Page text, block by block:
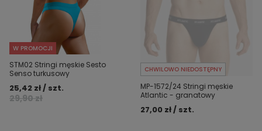
W PROMOCJI
STM02 Stringi męskie Sesto
Senso turkusowy
29,90 zł
25,42 zł / szt.
CHWILOWO NIEDOSTĘPNY
MP-1572/24 Stringi męskie
Atlantic - granatowy
27,00 zł / szt.